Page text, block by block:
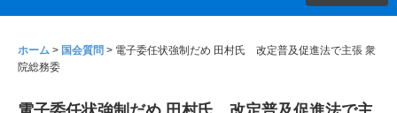
ホーム > 国会質問 > 電子委任状強制だめ 田村氏 改定普及促進法で主張 衆
院総務委